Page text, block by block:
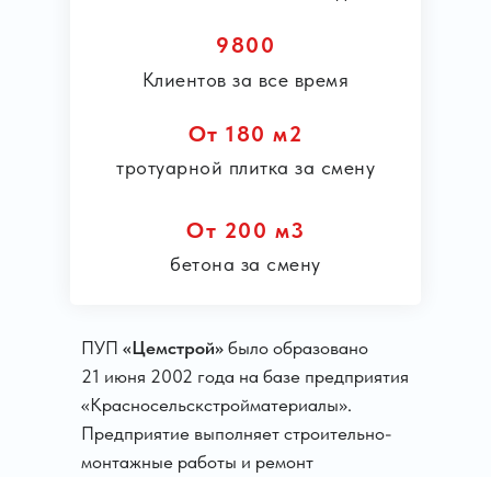
9800
Клиентов за все время
От 180 м2
тротуарной плитка за смену
ПУП «Цемстрой» было образовано
21 июня 2002 года на базе предприятия
«Красносельскстройматериалы».
Предприятие выполняет строительно-
монтажные работы и ремонт
От 200 м3
бетона за смену